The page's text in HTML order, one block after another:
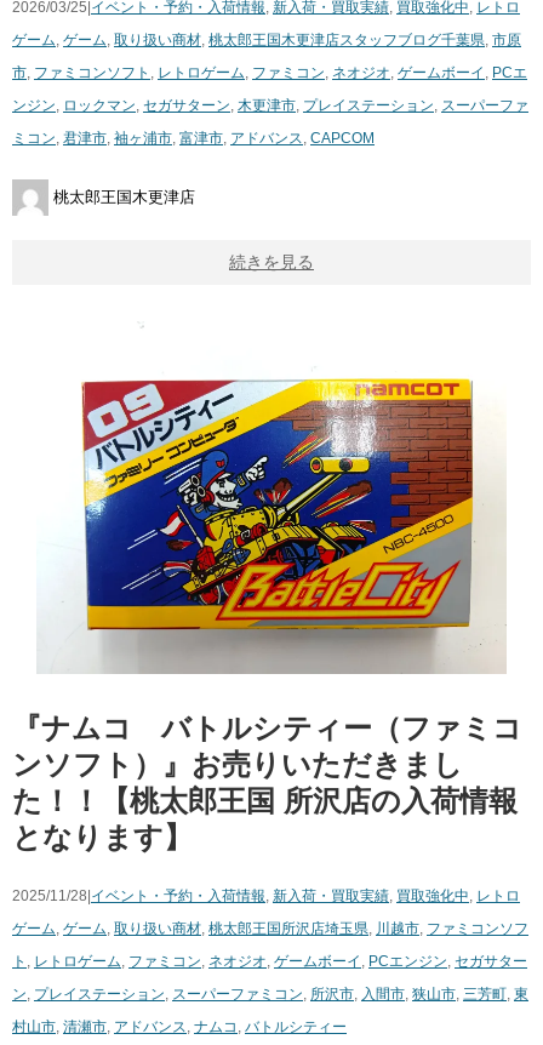
2026/03/25| イベント・予約・入荷情報, 新入荷・買取実績, 買取強化中, レトロ
ゲーム, ゲーム, 取り扱い商材, 桃太郎王国木更津店スタッフブログ千葉県, 市原
市, ファミコンソフト , レトロゲーム, ファミコン, ネオジオ, ゲームボーイ , PCエ
ンジン, ロックマン, セガサターン, 木更津市, プレイステーション, スーパーファ
ミコン, 君津市, 袖ヶ浦市, 富津市, アドバンス, CAPCOM
桃太郎王国木更津店
続きを見る
『ナムコ バトルシティー（ファミコ
ンソフト）』お売りいただきまし
た！！【桃太郎王国 所沢店の入荷情報
となります】
2025/11/28| イベント・予約・入荷情報, 新入荷・買取実績, 買取強化中, レトロ
ゲーム, ゲーム, 取り扱い商材, 桃太郎王国所沢店埼玉県, 川越市, ファミコンソフ
ト , レトロゲーム, ファミコン, ネオジオ, ゲームボーイ , PCエンジン, セガサター
ン, プレイステーション, スーパーファミコン, 所沢市, 入間市, 狭山市, 三芳町, 東
村山市, 清瀬市, アドバンス, ナムコ , バトルシティー